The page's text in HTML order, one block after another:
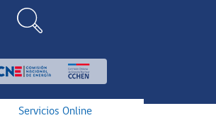
Servicios Online